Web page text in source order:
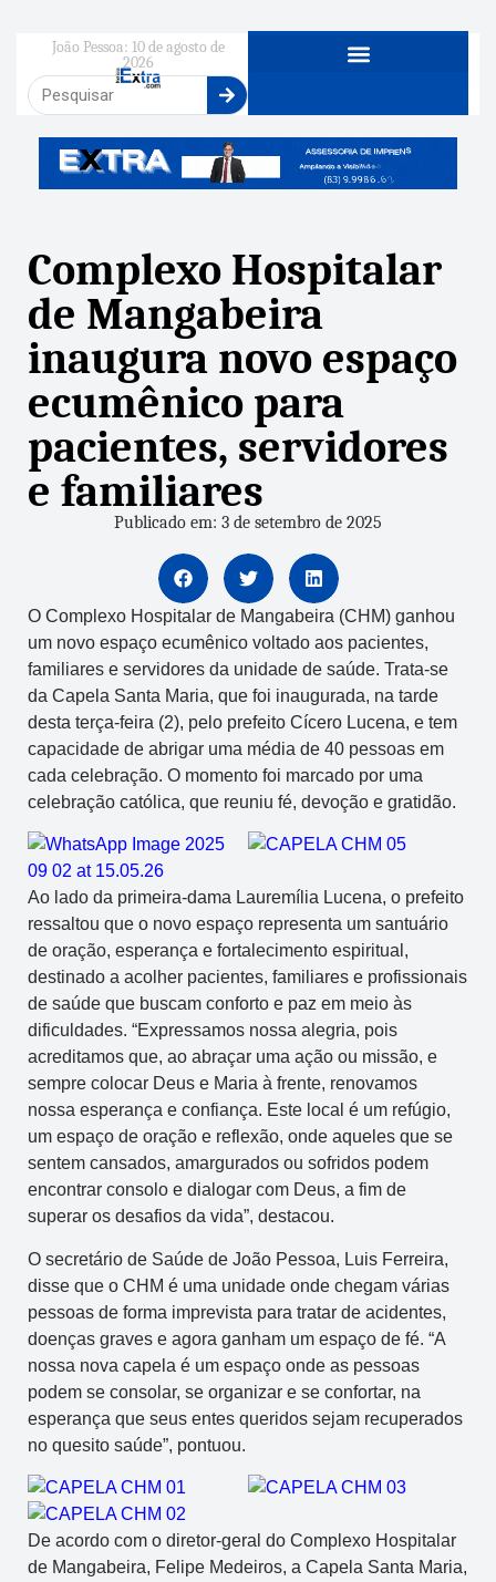
João Pessoa: 10 de agosto de
2026
Complexo Hospitalar
de Mangabeira
inaugura novo espaço
ecumênico para
pacientes, servidores
e familiares
Publicado em: 3 de setembro de 2025
O Complexo Hospitalar de Mangabeira (CHM) ganhou
um novo espaço ecumênico voltado aos pacientes,
familiares e servidores da unidade de saúde. Trata-se
da Capela Santa Maria, que foi inaugurada, na tarde
desta terça-feira (2), pelo prefeito Cícero Lucena, e tem
capacidade de abrigar uma média de 40 pessoas em
cada celebração. O momento foi marcado por uma
celebração católica, que reuniu fé, devoção e gratidão.
Ao lado da primeira-dama Lauremília Lucena, o prefeito
ressaltou que o novo espaço representa um santuário
de oração, esperança e fortalecimento espiritual,
destinado a acolher pacientes, familiares e profissionais
de saúde que buscam conforto e paz em meio às
dificuldades. “Expressamos nossa alegria, pois
acreditamos que, ao abraçar uma ação ou missão, e
sempre colocar Deus e Maria à frente, renovamos
nossa esperança e confiança. Este local é um refúgio,
um espaço de oração e reflexão, onde aqueles que se
sentem cansados, amargurados ou sofridos podem
encontrar consolo e dialogar com Deus, a fim de
superar os desafios da vida”, destacou.
O secretário de Saúde de João Pessoa, Luis Ferreira,
disse que o CHM é uma unidade onde chegam várias
pessoas de forma imprevista para tratar de acidentes,
doenças graves e agora ganham um espaço de fé. “A
nossa nova capela é um espaço onde as pessoas
podem se consolar, se organizar e se confortar, na
esperança que seus entes queridos sejam recuperados
no quesito saúde”, pontuou.
De acordo com o diretor-geral do Complexo Hospitalar
de Mangabeira, Felipe Medeiros, a Capela Santa Maria,